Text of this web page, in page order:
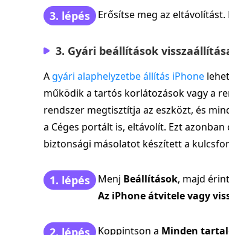
3. lépés Erősítse meg az
3. Gyári beállítások
A gyári alaphelyzetbe állítás iPhone
működik a tartós korlátozások vagy a
rendszer megtisztítja az eszközt, és
a Céges portált is, eltávolít. Ezt
biztonsági másolatot készített a
1. lépés Menj Beállítások, majd
Az iPhone átvitele vagy
2. lépés Koppintson a Minden